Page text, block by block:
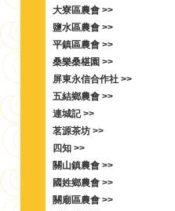
大寮區農會 >>
鹽水區農會 >>
平鎮區農會 >>
桑樂桑椹園 >>
屏東永信合作社 >>
五結鄉農會 >>
連城記 >>
茗源茶坊 >>
四知 >>
關山鎮農會 >>
國姓鄉農會 >>
關廟區農會 >>